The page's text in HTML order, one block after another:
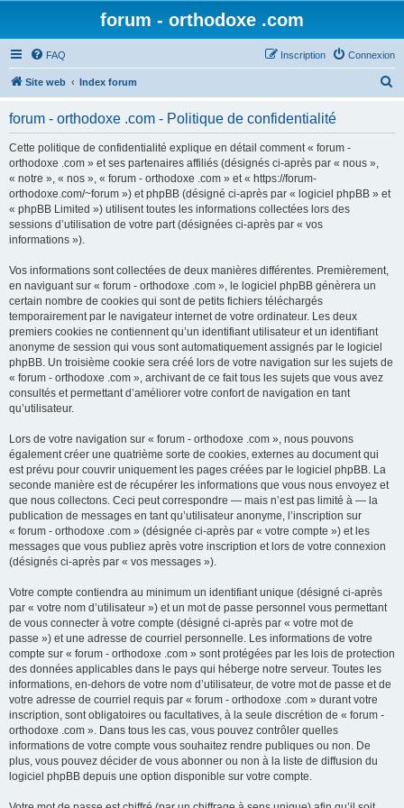
forum - orthodoxe .com
FAQ Connexion
Inscription
Site web Index forum
forum - orthodoxe .com - Politique de confidentialité
Cette politique de confidentialité explique en détail comment « forum -
orthodoxe .com » et ses partenaires affiliés (désignés ci-après par « nous »,
« notre », « nos », « forum - orthodoxe .com » et « https://forum-
orthodoxe.com/~forum ») et phpBB (désigné ci-après par « logiciel phpBB » et
« phpBB Limited ») utilisent toutes les informations collectées lors des
sessions d’utilisation de votre part (désignées ci-après par « vos
informations »).
Vos informations sont collectées de deux manières différentes. Premièrement,
en naviguant sur « forum - orthodoxe .com », le logiciel phpBB génèrera un
certain nombre de cookies qui sont de petits fichiers téléchargés
temporairement par le navigateur internet de votre ordinateur. Les deux
premiers cookies ne contiennent qu’un identifiant utilisateur et un identifiant
anonyme de session qui vous sont automatiquement assignés par le logiciel
phpBB. Un troisième cookie sera créé lors de votre navigation sur les sujets de
« forum - orthodoxe .com », archivant de ce fait tous les sujets que vous avez
consultés et permettant d’améliorer votre confort de navigation en tant
qu’utilisateur.
Lors de votre navigation sur « forum - orthodoxe .com », nous pouvons
également créer une quatrième sorte de cookies, externes au document qui
est prévu pour couvrir uniquement les pages créées par le logiciel phpBB. La
seconde manière est de récupérer les informations que vous nous envoyez et
que nous collectons. Ceci peut correspondre — mais n’est pas limité à — la
publication de messages en tant qu’utilisateur anonyme, l’inscription sur
« forum - orthodoxe .com » (désignée ci-après par « votre compte ») et les
messages que vous publiez après votre inscription et lors de votre connexion
(désignés ci-après par « vos messages »).
Votre compte contiendra au minimum un identifiant unique (désigné ci-après
par « votre nom d’utilisateur ») et un mot de passe personnel vous permettant
de vous connecter à votre compte (désigné ci-après par « votre mot de
passe ») et une adresse de courriel personnelle. Les informations de votre
compte sur « forum - orthodoxe .com » sont protégées par les lois de protection
des données applicables dans le pays qui héberge notre serveur. Toutes les
informations, en-dehors de votre nom d’utilisateur, de votre mot de passe et de
votre adresse de courriel requis par « forum - orthodoxe .com » durant votre
inscription, sont obligatoires ou facultatives, à la seule discrétion de « forum -
orthodoxe .com ». Dans tous les cas, vous pouvez contrôler quelles
informations de votre compte vous souhaitez rendre publiques ou non. De
plus, vous pouvez décider de vous abonner ou non à la liste de diffusion du
logiciel phpBB depuis une option disponible sur votre compte.